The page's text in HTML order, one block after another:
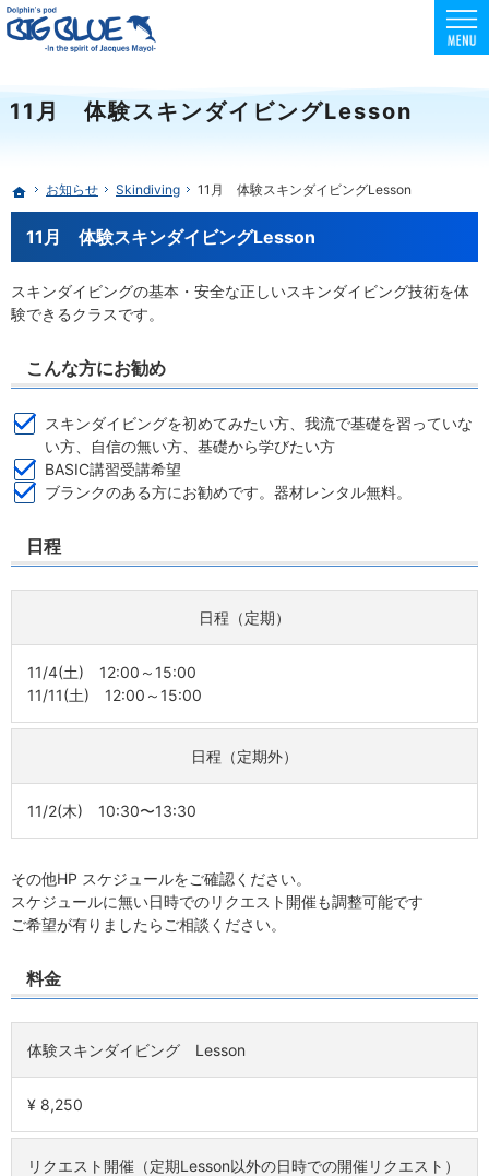
11月 体験スキンダイビングLesson
東京でスクーバダイビング・フリーダイビング・スキンダイビングを安全に楽しめる環境
初心者向けコースも充実！フリー・スキンダイビングはBIG BLUE
ホーム
お知らせ Skindiving 11月 体験スキンダイビングLesson
11月 体験スキンダイビングLesson
スキンダイビングの基本・安全な正しいスキンダイビング技術を体
験できるクラスです。
こんな方にお勧め
スキンダイビングを初めてみたい方、我流で基礎を習っていな
い方、自信の無い方、基礎から学びたい方
BASIC講習受講希望
ブランクのある方にお勧めです。器材レンタル無料。
日程
日程（定期）
11/4(土) 12:00～15:00
11/11(土) 12:00～15:00
日程（定期外）
11/2(木) 10:30〜13:30
その他HP スケジュールをご確認ください。
スケジュールに無い日時でのリクエスト開催も調整可能です
ご希望が有りましたらご相談ください。
料金
体験スキンダイビング Lesson
¥ 8,250
リクエスト開催（定期Lesson以外の日時での開催リクエスト）